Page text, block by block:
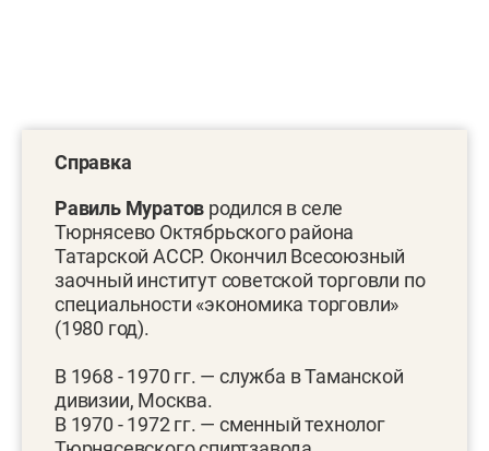
Справка
Равиль Муратов родился в селе
Тюрнясево Октябрьского района
Татарской АССР. Окончил Всесоюзный
заочный институт советской торговли по
специальности «экономика торговли»
(1980 год).
В 1968 - 1970 гг. — служба в Таманской
дивизии, Москва.
В 1970 - 1972 гг. — сменный технолог